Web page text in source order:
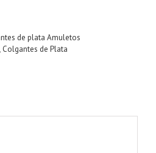
de plata Amuletos
, Colgantes de Plata